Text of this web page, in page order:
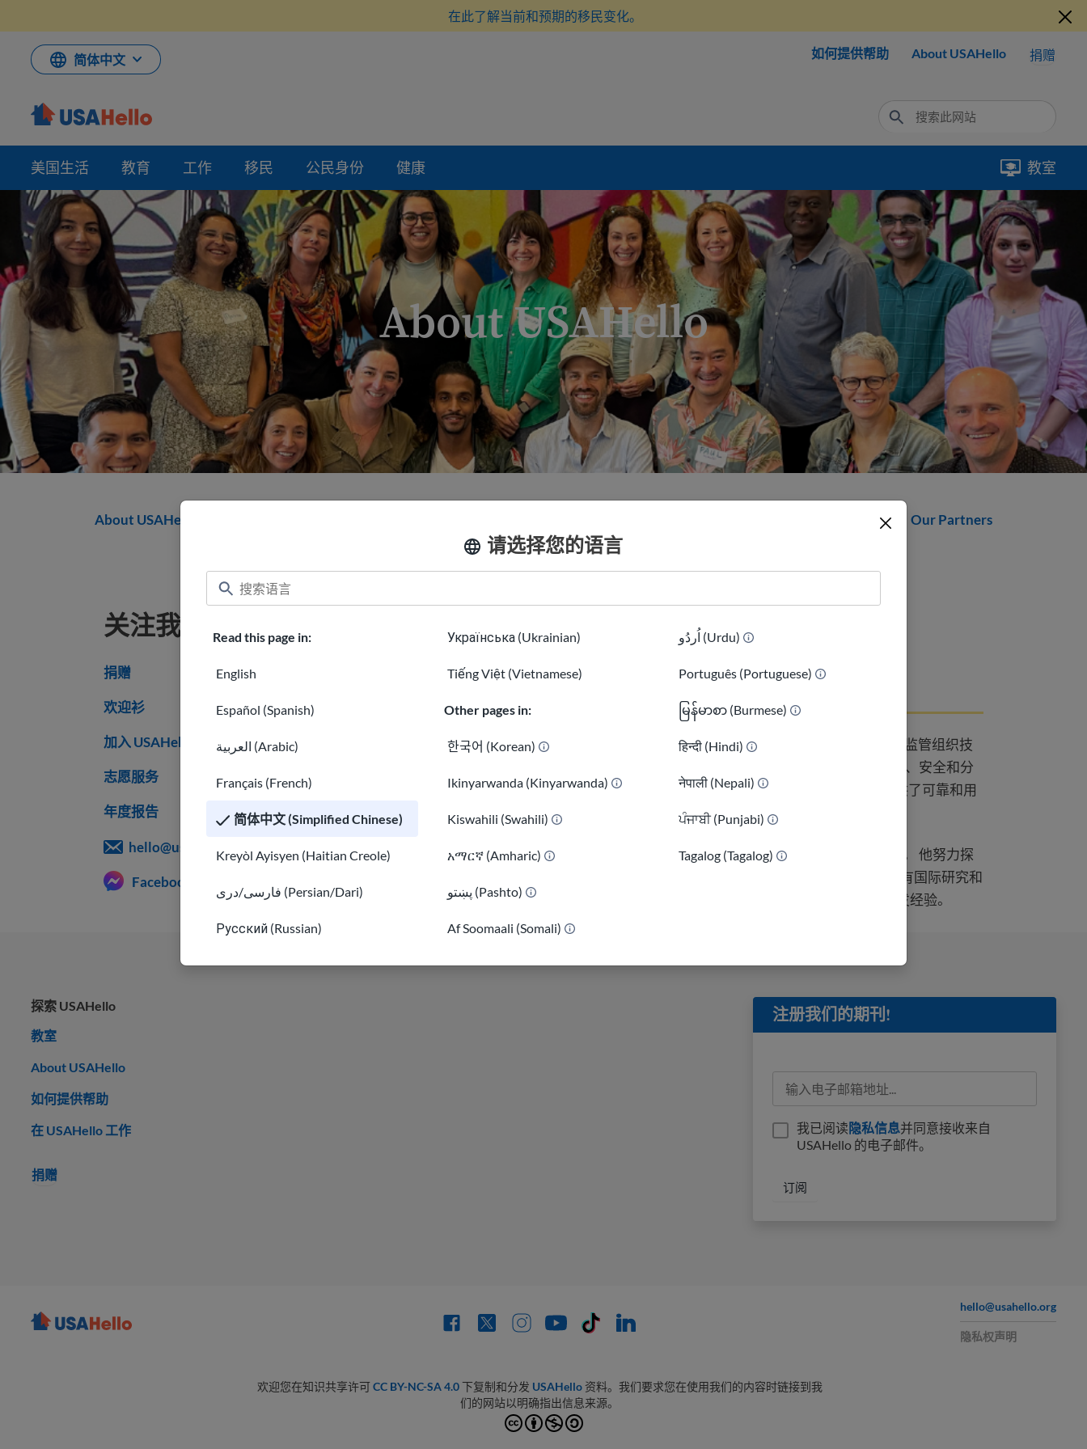
在此了解当前和预期的移民变化。
简体中文 如何提供帮助 About USAHello 捐赠
美国生活 教育 工作 移民 公民身份 健康 教室
请选择您的语言
Read this page in:
English
Español (Spanish)
العربية (Arabic)
Français (French)
简体中文 (Simplified Chinese)
Kreyòl Ayisyen (Haitian Creole)
فارسی/دری (Persian/Dari)
Русский (Russian)
Українська (Ukrainian)
Tiếng Việt (Vietnamese)
Other pages in:
한국어 (Korean)
Ikinyarwanda (Kinyarwanda)
Kiswahili (Swahili)
አማርኛ (Amharic)
پښتو (Pashto)
Af Soomaali (Somali)
اُردُو (Urdu)
Português (Portuguese)
မြန်မာစာ (Burmese)
हिन्दी (Hindi)
नेपाली (Nepali)
ਪੰਜਾਬੀ (Punjabi)
Tagalog (Tagalog)
About USAHello
About USAHello Our Partners
Collin Stevens
科林-史蒂文斯是 USAHello 的技术总监。 他负责监管组织技
术的方方面面。 这包括云基础设施、开发、维护、安全和分
析。 在使用USAHello的资源时，他为新来者提供了可靠和用
户友好的体验。
科林喜欢冥想、背包旅行和通过旅行探索新文化。 他努力探
索利用技术改善人们生活的创新方法。 Collin 拥有国际研究和
西班牙语学士学位以及 20 年的数据库和软件开发经验。
关注我们
捐赠
欢迎衫
加入 USAHello
志愿服务
年度报告
hello@usahello.org
Facebook Messenger
探索 USAHello
教室
About USAHello
如何提供帮助
在 USAHello 工作
捐赠
注册我们的期刊!
我已阅读隐私信息并同意接收来自
USAHello 的电子邮件。
hello@usahello.org
隐私权声明
欢迎您在知识共享许可CC BY-NC-SA 4.0下复制和分发 USAHello资料。我们要求您在使用我们的内容时链接到我
们的网站以明确指出信息来源。